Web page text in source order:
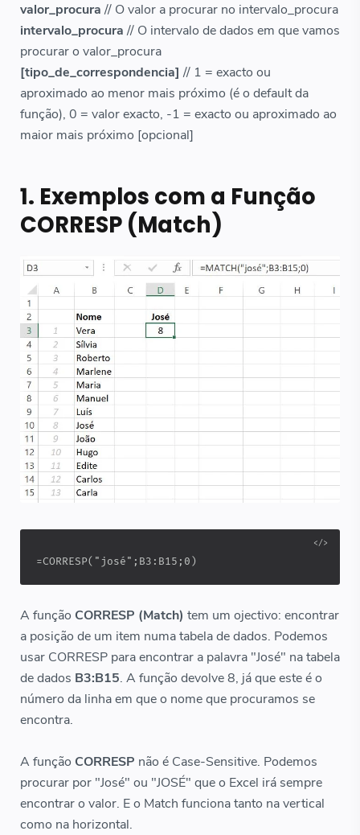
valor_procura// O valor a procurar no intervalo_procura
intervalo_procura// O intervalo de dados em que vamos
procurar o valor_procura
[tipo_de_correspondencia] // 1 = exacto ou
aproximado ao menor mais próximo (é o default da
função), 0 = valor exacto, -1 = exacto ou aproximado ao
maior mais próximo [opcional]
1. Exemplos com a Função
CORRESP (Match)
=CORRESP("josé";B3:B15;0)
A função CORRESP (Match) tem um ojectivo: encontrar
a posição de um item numa tabela de dados. Podemos
usar CORRESP para encontrar a palavra "José" na tabela
de dados B3:B15. A função devolve 8, já que este é o
número da linha em que o nome que procuramos se
encontra.
A função CORRESP não é Case-Sensitive. Podemos
procurar por "José" ou "JOSÉ" que o Excel irá sempre
encontrar o valor. E o Match funciona tanto na vertical
como na horizontal.